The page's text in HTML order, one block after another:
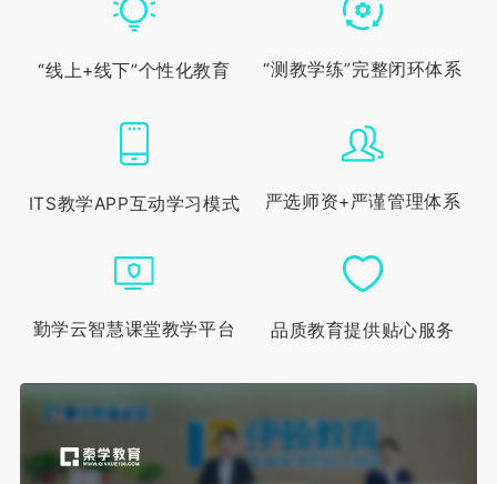
“线上+线下”个性化教育 “测教学练”完整闭环体系
ITS教学APP互动学习模式 严选师资+严谨管理体系
勤学云智慧课堂教学平台 品质教育提供贴心服务